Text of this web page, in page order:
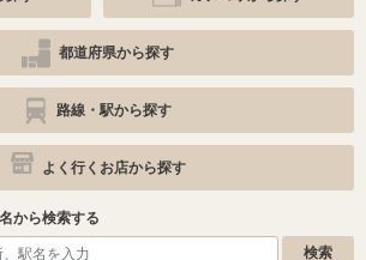
都道府県から探す
路線・駅から探す
よく行くお店から探す
から検索する